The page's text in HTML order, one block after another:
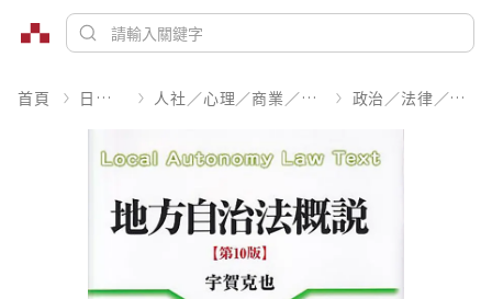
首頁 日文書 人社／心理／商業／其他 政治／法律／社會